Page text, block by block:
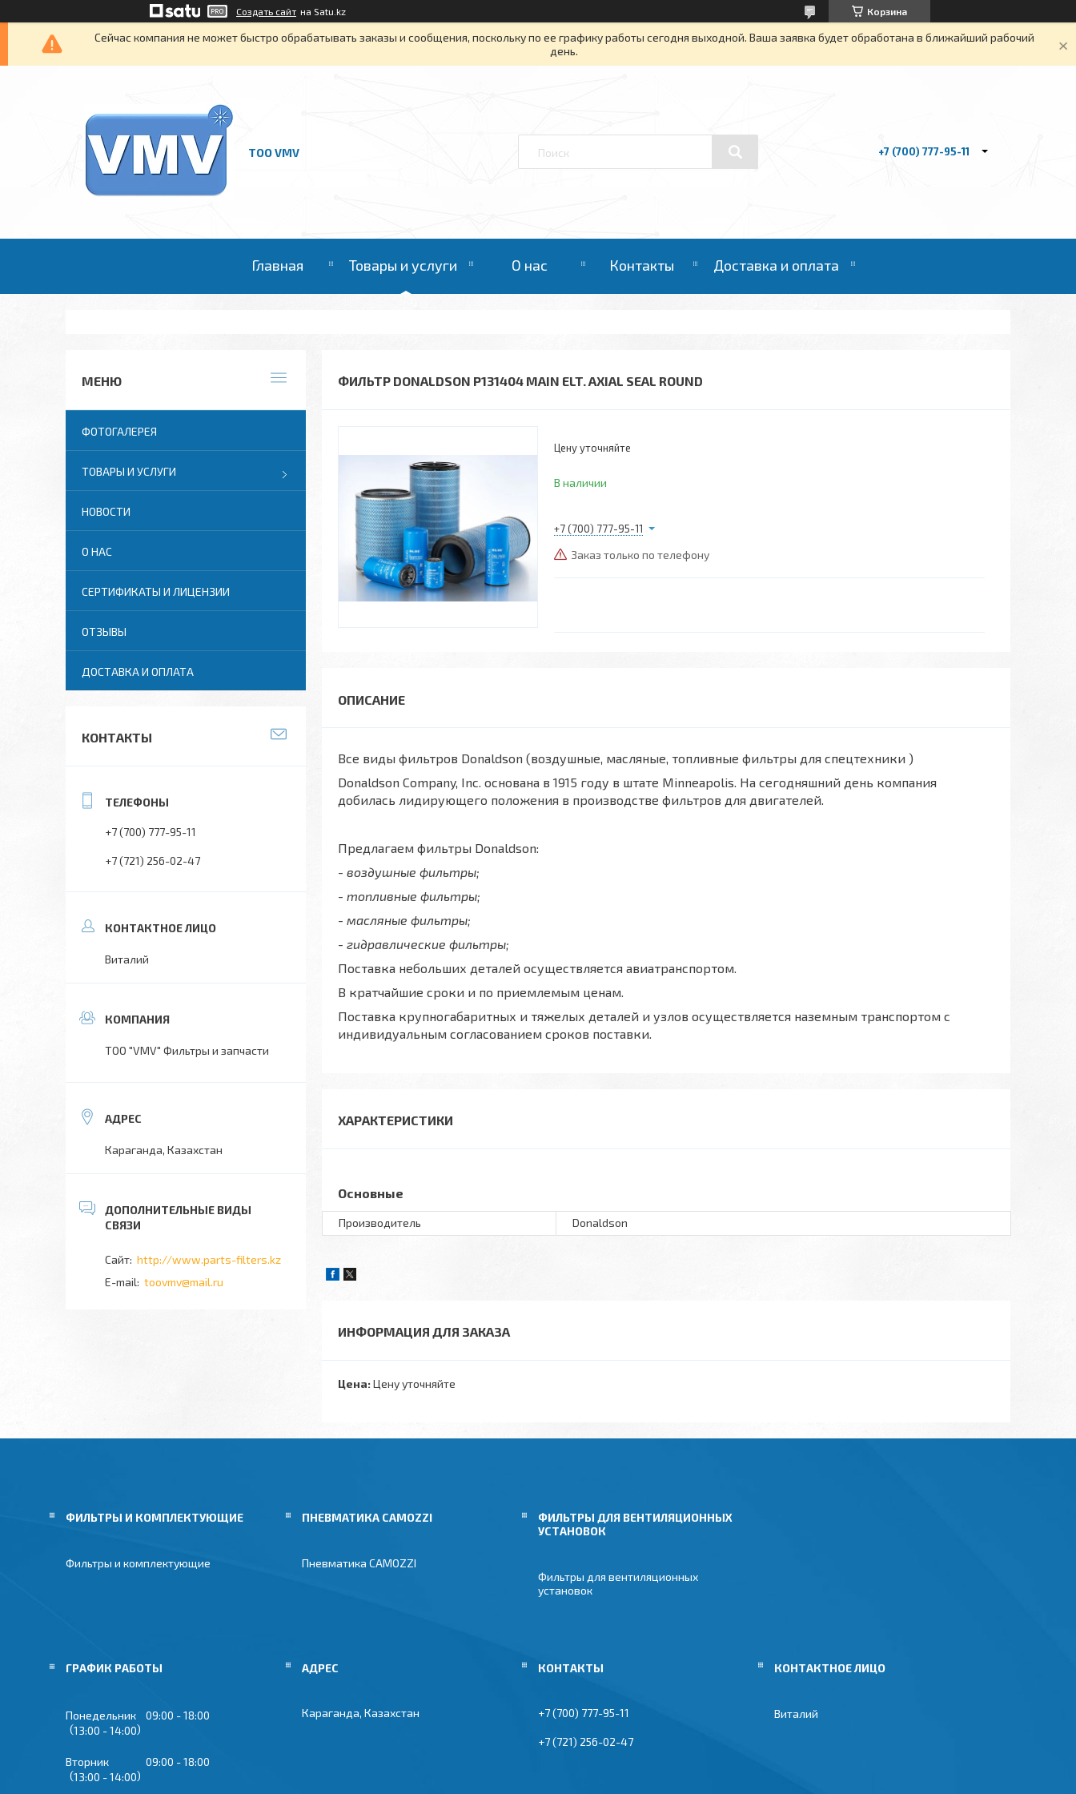
Создать сайт на Satu.kz Корзина
Сейчас компания не может быстро обрабатывать заказы и сообщения, поскольку по ее графику работы сегодня выходной. Ваша заявка будет обработана в ближайший рабочий
день.
ТОО VMV +7 (700) 777-95-11
Главная Товары и услуги О нас Контакты Доставка и оплата
ФИЛЬТР DONALDSON P131404 MAIN ELT. AXIAL SEAL ROUND
Цену уточняйте
В наличии
+7 (700) 777-95-11
Заказ только по телефону
Все виды фильтров Donaldson (воздушные, масляные, топливные фильтры для спецтехники )
Donaldson Company, Inc. основана в 1915 году в штате Minneapolis. На сегодняшний день компания
добилась лидирующего положения в производстве фильтров для двигателей.
Предлагаем фильтры Donaldson:
- воздушные фильтры;
- топливные фильтры;
- масляные фильтры;
- гидравлические фильтры;
Поставка небольших деталей осуществляется авиатранспортом.
В кратчайшие сроки и по приемлемым ценам.
Поставка крупногабаритных и тяжелых деталей и узлов осуществляется наземным транспортом с
индивидуальным согласованием сроков поставки.
ХАРАКТЕРИСТИКИ
Основные
Производитель Donaldson
ИНФОРМАЦИЯ ДЛЯ ЗАКАЗА
Цена: Цену уточняйте
ФОТОГАЛЕРЕЯ
ТОВАРЫ И УСЛУГИ
НОВОСТИ
О НАС
СЕРТИФИКАТЫ И ЛИЦЕНЗИИ
ОТЗЫВЫ
ДОСТАВКА И ОПЛАТА
КОНТАКТЫ
+7 (700) 777-95-11
+7 (721) 256-02-47
Виталий
ТОО "VMV" Фильтры и запчасти
Караганда, Казахстан
http://www.parts-filters.kz
toovmv@mail.ru
ФИЛЬТРЫ И КОМПЛЕКТУЮЩИЕ
Фильтры и комплектующие
ПНЕВМАТИКА CAMOZZI
Пневматика CAMOZZI
ФИЛЬТРЫ ДЛЯ ВЕНТИЛЯЦИОННЫХ
УСТАНОВОК
Фильтры для вентиляционных
установок
ГРАФИК РАБОТЫ
Понедельник 09:00
18:00
13:00
14:00
Вторник 09:00
18:00
13:00
14:00
Караганда, Казахстан +7 (700) 777-95-11
+7 (721) 256-02-47
Виталий